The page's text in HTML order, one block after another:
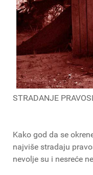
STRADANJE
Kako god da se
najviše stradaju
nevolje su i nesreće